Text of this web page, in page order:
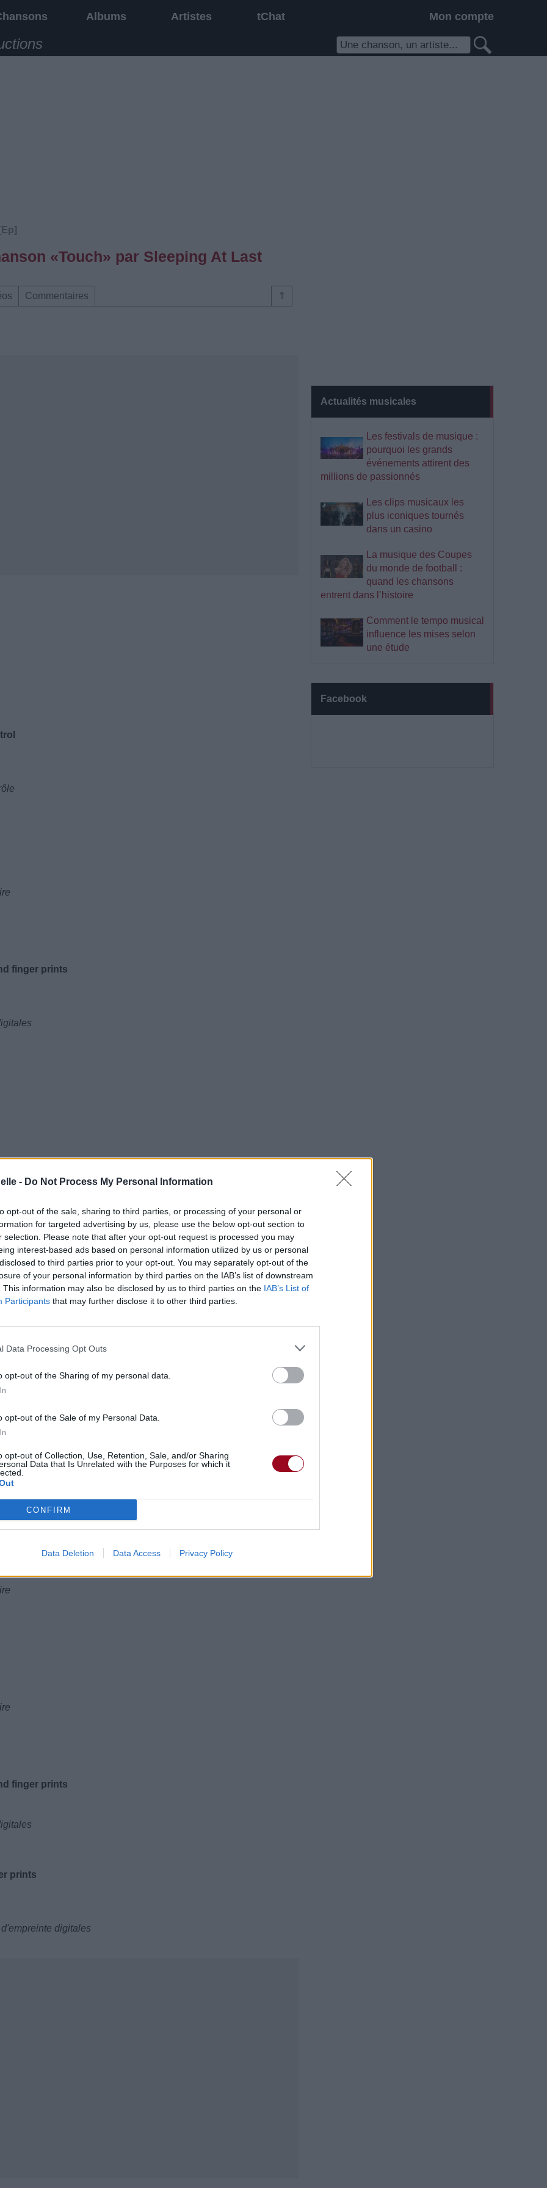
- Do Not Process My Personal Information
opt-out of the sale, sharing to third parties, or processing of your personal or
for targeted advertising by us, please use the below opt-out section to
selection. Please note that after your opt-out request is processed you may
interest-based ads based on personal information utilized by us or personal
to third parties prior to your opt-out. You may separately opt-out of the
of your personal information by third parties on the IAB’s list of downstream
This information may also be disclosed by us to third parties on the IAB’s List of
Participants that may further disclose it to other third parties.
Data Processing Opt Outs
opt-out of the Sharing of my personal data.
opt-out of the Sale of my Personal Data.
opt-out of Collection, Use, Retention, Sale, and/or Sharing
Data that Is Unrelated with the Purposes for which it
CONFIRM
Data Deletion Data Access Privacy Policy
Albums Artistes tChat Mon compte
Actualités musicales
Les festivals de musique :
pourquoi les grands
événements attirent des
millions de passionnés
Les clips musicaux les
plus iconiques tournés
dans un casino
La musique des Coupes
du monde de football :
quand les chansons
entrent dans l’histoire
Comment le tempo musical
influence les mises selon
une étude
Facebook
«Touch» par Sleeping At Last
⇑
Commentaires
finger prints
to hold this tired body up
fort pour soutenir ce corps fatigué
finger prints
prints
digitales